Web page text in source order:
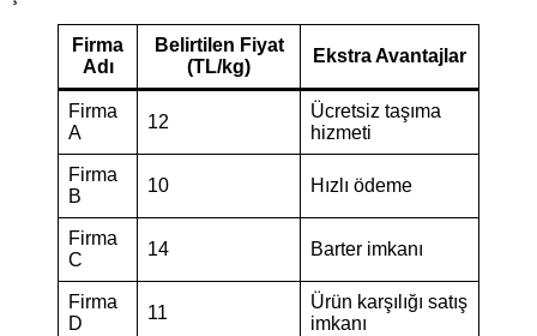
Firma
Adı
Belirtilen Fiyat
(TL/kg)
Ekstra Avantajlar
Firma
A
12
Ücretsiz taşıma
hizmeti
Firma
B
10 Hızlı ödeme
Firma
C
14 Barter imkanı
Firma
D
11
Ürün karşılığı satış
imkanı